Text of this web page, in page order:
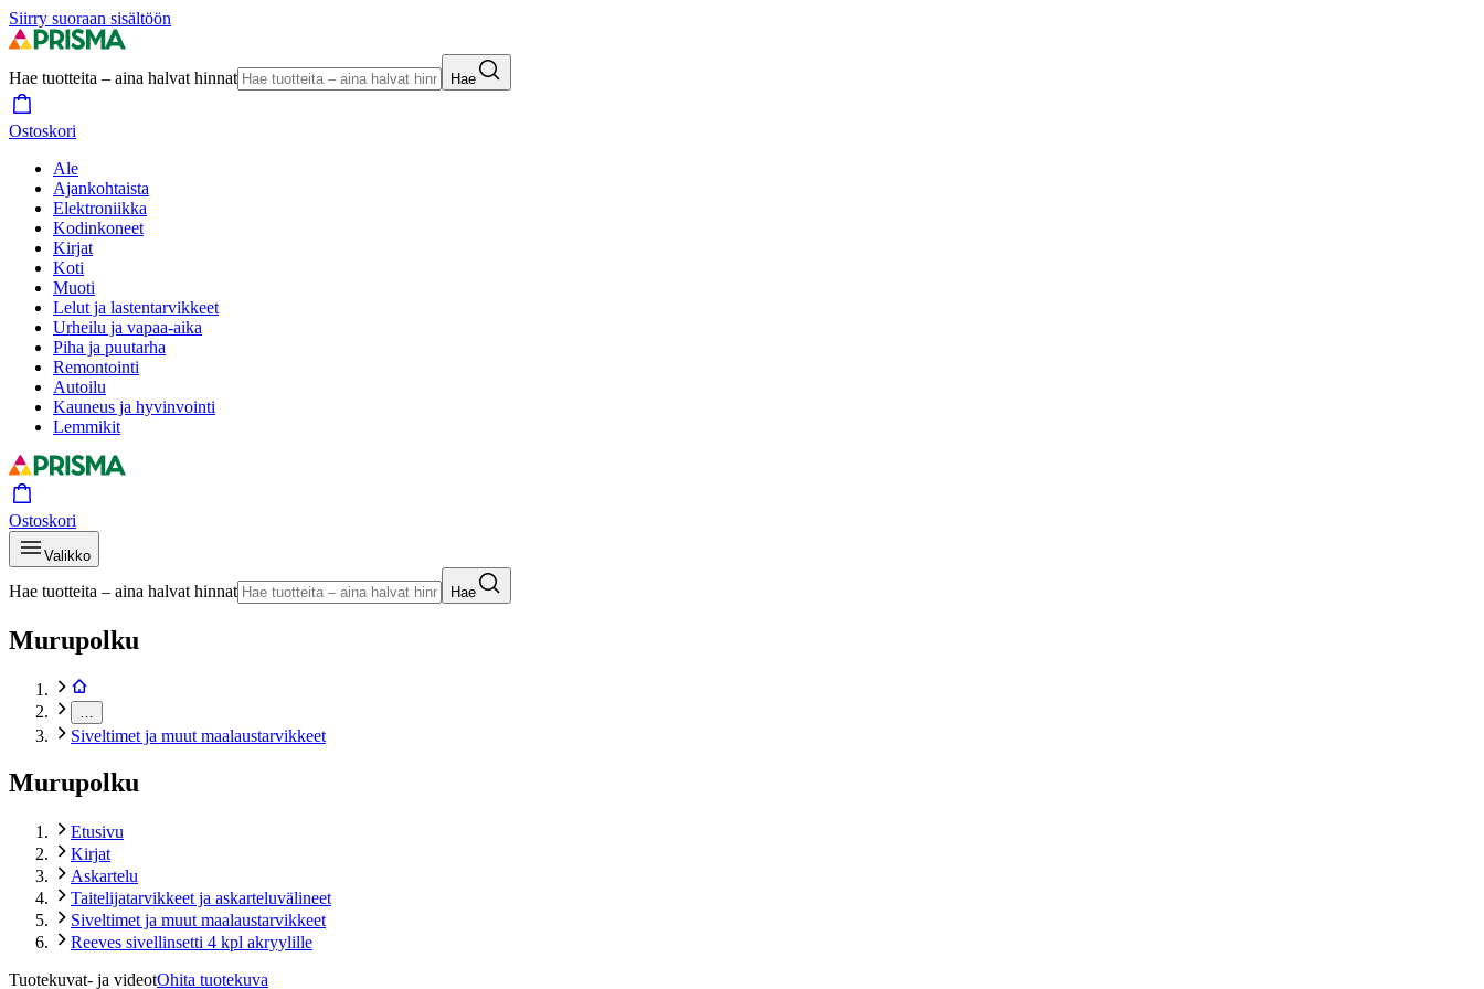
Siirry suoraan sisältöön
Hae tuotteita – aina halvat hinnat Hae
Ostoskori
Ale
Ajankohtaista
Elektroniikka
Kodinkoneet
Kirjat
Koti
Muoti
Lelut ja lastentarvikkeet
Urheilu ja vapaa-aika
Piha ja puutarha
Remontointi
Autoilu
Kauneus ja hyvinvointi
Lemmikit
Ostoskori
Valikko
Hae tuotteita – aina halvat hinnat Hae
Murupolku
Siveltimet ja muut maalaustarvikkeet
Murupolku
Etusivu
Kirjat
Askartelu
Taitelijatarvikkeet ja askarteluvälineet
Siveltimet ja muut maalaustarvikkeet
Reeves sivellinsetti 4 kpl akryylille
Tuotekuvat- ja videotOhita tuotekuva